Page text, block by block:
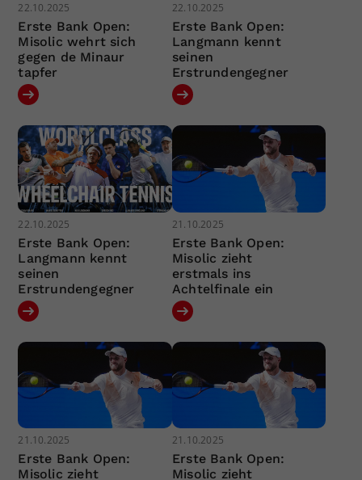
22.10.2025
Erste Bank Open:
Misolic wehrt sich
gegen de Minaur
tapfer
22.10.2025
Erste Bank Open:
Langmann kennt
seinen
Erstrundengegner
22.10.2025
Erste Bank Open:
Langmann kennt
seinen
Erstrundengegner
21.10.2025
Erste Bank Open:
Misolic zieht
erstmals ins
Achtelfinale ein
21.10.2025
Erste Bank Open:
Misolic zieht
21.10.2025
Erste Bank Open:
Misolic zieht